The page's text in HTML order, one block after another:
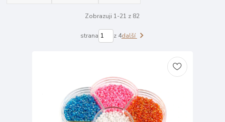
Zobrazuji 1-21 z 82
strana z 4další